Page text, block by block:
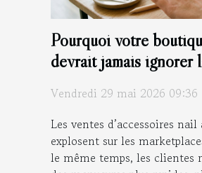
Pourquoi votre
devrait jamais ignorer
Vendredi 29 mai 2026 09:36
Les ventes d’accessoires nail
explosent sur les
le même temps, les clientes